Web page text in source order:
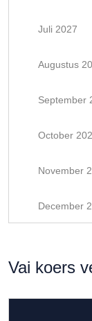
Juli 2027
Augustus
September
October
November
December
Vai koers